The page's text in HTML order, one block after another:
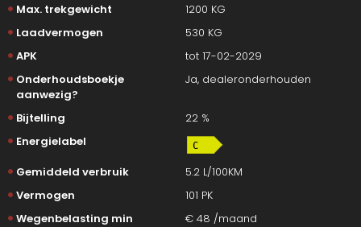
Max. trekgewicht
1200 KG
Laadvermogen
530 KG
APK
tot 17-02-2029
Onderhoudsboekje
aanwezig?
Ja, dealeronderhouden
Bijtelling
22 %
Energielabel
Gemiddeld verbruik
5.2 L/100KM
Vermogen
101 PK
Wegenbelasting min
€ 48 /maand